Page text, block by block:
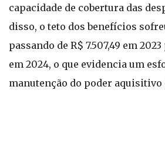
capacidade de cobertura das
disso, o teto dos benefícios
passando de R$ 7.507,49 em
em 2024, o que evidencia um
manutenção do poder aquisitivo